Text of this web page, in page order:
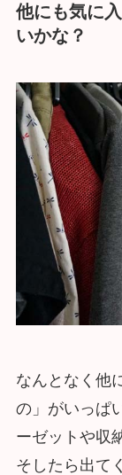
他にも気に
いかな？
なんとなく他
の」がいっぱ
ーゼットや収
そしたら出て